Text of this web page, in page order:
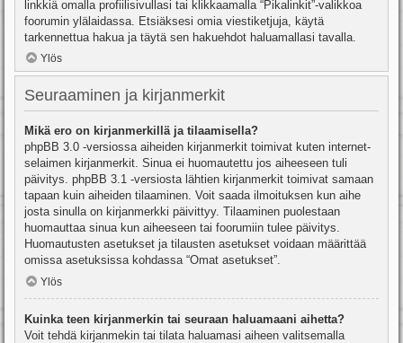
linkkiä omalla profiilisivullasi tai klikkaamalla “Pikalinkit”-valikkoa
foorumin ylälaidassa. Etsiäksesi omia viestiketjuja, käytä
tarkennettua hakua ja täytä sen hakuehdot haluamallasi tavalla.
Ylös
Seuraaminen ja kirjanmerkit
Mikä ero on kirjanmerkillä ja tilaamisella?
phpBB 3.0 -versiossa aiheiden kirjanmerkit toimivat kuten internet-
selaimen kirjanmerkit. Sinua ei huomautettu jos aiheeseen tuli
päivitys. phpBB 3.1 -versiosta lähtien kirjanmerkit toimivat samaan
tapaan kuin aiheiden tilaaminen. Voit saada ilmoituksen kun aihe
josta sinulla on kirjanmerkki päivittyy. Tilaaminen puolestaan
huomauttaa sinua kun aiheeseen tai foorumiin tulee päivitys.
Huomautusten asetukset ja tilausten asetukset voidaan määrittää
omissa asetuksissa kohdassa “Omat asetukset”.
Ylös
Kuinka teen kirjanmerkin tai seuraan haluamaani aihetta?
Voit tehdä kirjanmekin tai tilata haluamasi aiheen valitsemalla